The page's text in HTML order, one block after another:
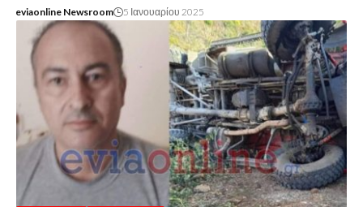
eviaonline Newsroom 5 Ιανουαρίου 2025